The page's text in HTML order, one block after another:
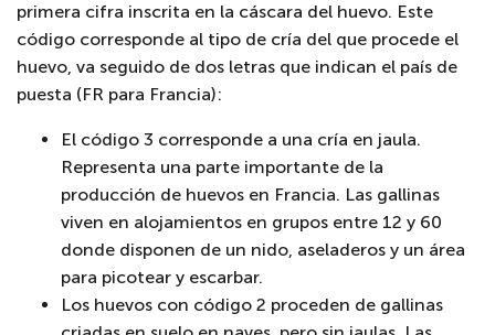
primera cifra inscrita en la cáscara del huevo. Este
código corresponde al tipo de cría del que procede el
huevo, va seguido de dos letras que indican el país de
puesta (FR para Francia):
El código 3 corresponde a una cría en jaula.
Representa una parte importante de la
producción de huevos en Francia. Las gallinas
viven en alojamientos en grupos entre 12 y 60
donde disponen de un nido, aseladeros y un área
para picotear y escarbar.
Los huevos con código 2 proceden de gallinas